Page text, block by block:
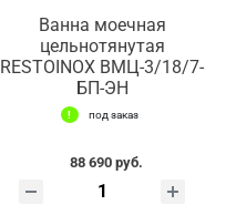
Ванна моечная
цельнотянутая
RESTOINOX ВМЦ-3/18/7-
БП-ЭН
под заказ
88 690 руб.